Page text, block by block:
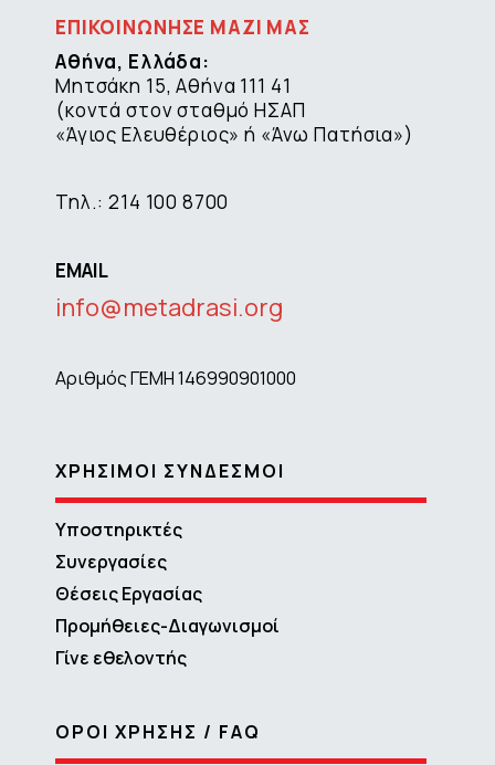
ΕΠΙΚΟΙΝΩΝΗΣΕ ΜΑΖΙ ΜΑΣ
Αθήνα, Ελλάδα:
Μητσάκη 15, Αθήνα 111 41
(κοντά στον σταθμό ΗΣΑΠ
«Άγιος Ελευθέριος» ή «Άνω Πατήσια»)
Τηλ.: 214 100 8700
EMAIL
info@metadrasi.org
Αριθμός ΓΕΜΗ 146990901000
ΧΡΗΣΙΜΟΙ ΣΥΝΔΕΣΜΟΙ
Υποστηρικτές
Συνεργασίες
Θέσεις Εργασίας
Προμήθειες-Διαγωνισμοί
Γίνε εθελοντής
ΟΡΟΙ ΧΡΗΣΗΣ / FAQ